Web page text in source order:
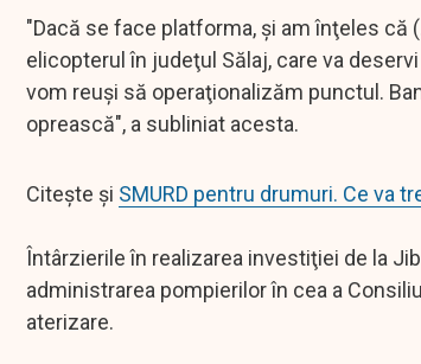
"Dacă se face platforma, şi am înţeles că
elicopterul în judeţul Sălaj, care va
vom reuşi să operaţionalizăm punctul.
oprească", a subliniat acesta.
Citește și SMURD pentru drumuri. Ce va
Întârzierile în realizarea investiţiei de la
administrarea pompierilor în cea a
aterizare.